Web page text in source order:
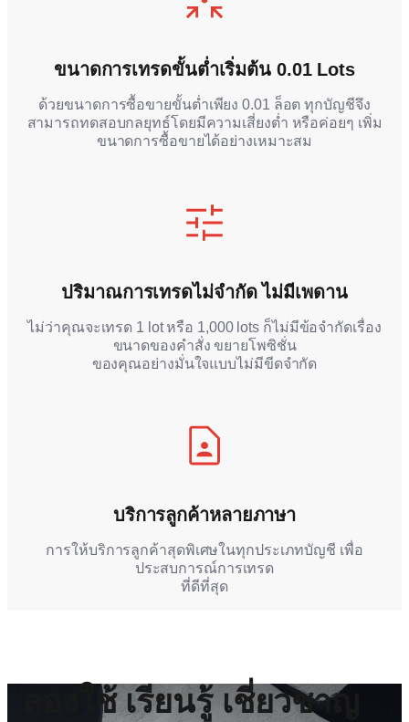
ขนาดการเทรดขั้นต่ำเริ่มต้น 0.01 Lots
ด้วยขนาดการซื้อขายขั้นต่ำเพียง 0.01 ล็อต ทุกบัญชีจึง
สามารถทดสอบกลยุทธ์โดยมีความเสี่ยงต่ำ หรือค่อยๆ เพิ่ม
ขนาดการซื้อขายได้อย่างเหมาะสม
ปริมาณการเทรดไม่จำกัด ไม่มีเพดาน
ไม่ว่าคุณจะเทรด 1 lot หรือ 1,000 lots ก็ไม่มีข้อจำกัดเรื่อง
ขนาดของคำสั่ง ขยายโพซิชั่น
ของคุณอย่างมั่นใจแบบไม่มีขีดจำกัด
บริการลูกค้าหลายภาษา
การให้บริการลูกค้าสุดพิเศษในทุกประเภทบัญชี เพื่อ
ประสบการณ์การเทรด
ที่ดีที่สุด
ลองใช้ เรียนรู้ เชี่ยวชาญ